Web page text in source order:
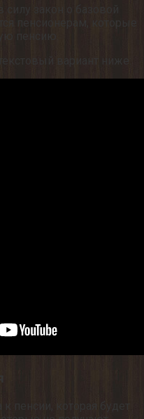
силу закон о базовой
пенсионерам, которые
пенсию.
вариант ниже:
пенсии, которая будет